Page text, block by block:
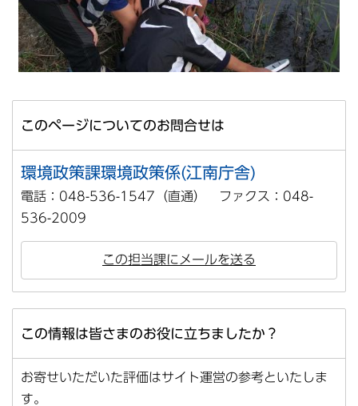
このページについてのお問合せは
環境政策課環境政策係(江南庁舎)
電話：048-536-1547（直通） ファクス：048-
536-2009
この担当課にメールを送る
この情報は皆さまのお役に立ちましたか？
お寄せいただいた評価はサイト運営の参考といたしま
す。